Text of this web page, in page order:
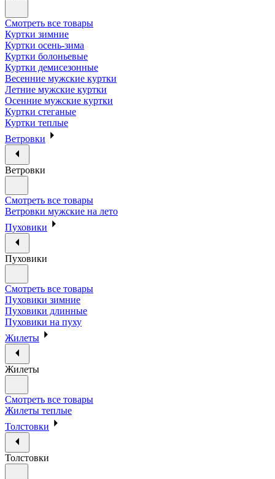
Смотреть все товары
Куртки зимние
Куртки осень-зима
Куртки болоньевые
Куртки демисезонные
Весенние мужские куртки
Летние мужские куртки
Осенние мужские куртки
Куртки стеганые
Куртки теплые
Ветровки
Ветровки
Смотреть все товары
Ветровки мужские на лето
Пуховики
Пуховики
Смотреть все товары
Пуховики зимние
Пуховики длинные
Пуховики на пуху
Жилеты
Жилеты
Смотреть все товары
Жилеты теплые
Толстовки
Толстовки